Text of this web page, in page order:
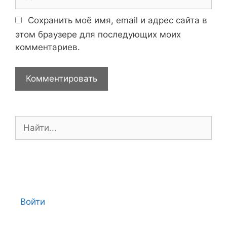
й
Сохранить моё имя, email и адрес сайта в
этом браузере для последующих моих
комментариев.
Войти